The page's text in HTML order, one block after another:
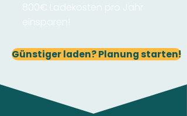
800€ Ladekosten pro Jahr
einsparen!
Günstiger laden? Planung starten!